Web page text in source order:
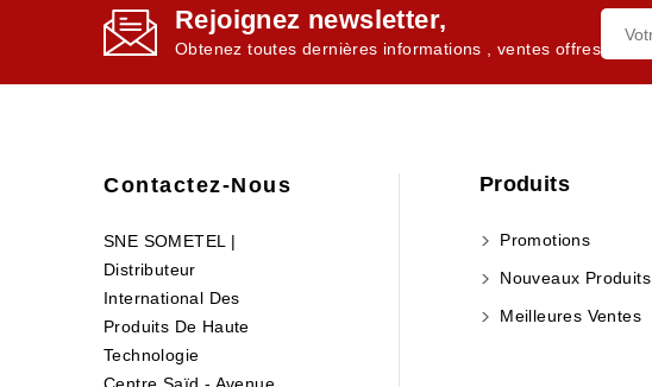
Rejoignez newsletter,
Obtenez toutes dernières informations , ventes offres
Contactez-Nous
SNE SOMETEL |
Distributeur
International Des
Produits De Haute
Technologie
Produits
Promotions
Nouveaux Produits
Meilleures Ventes